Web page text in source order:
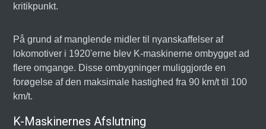
kritikpunkt.
På grund af manglende midler til nyanskaffelser af
lokomotiver i 1920'erne blev K-maskinerne ombygget ad
flere omgange. Disse ombygninger muliggjorde en
forøgelse af den maksimale hastighed fra 90 km/t til 100
km/t.
K-Maskinernes Afslutning